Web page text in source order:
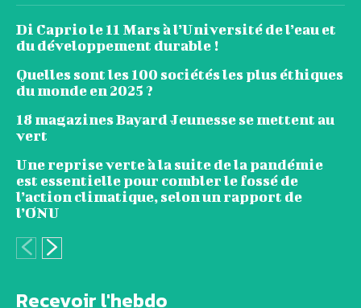
Di Caprio le 11 Mars à l’Université de l’eau et
du développement durable !
Quelles sont les 100 sociétés les plus éthiques
du monde en 2025 ?
18 magazines Bayard Jeunesse se mettent au
vert
Une reprise verte à la suite de la pandémie
est essentielle pour combler le fossé de
l’action climatique, selon un rapport de
l’ONU
Recevoir l'hebdo